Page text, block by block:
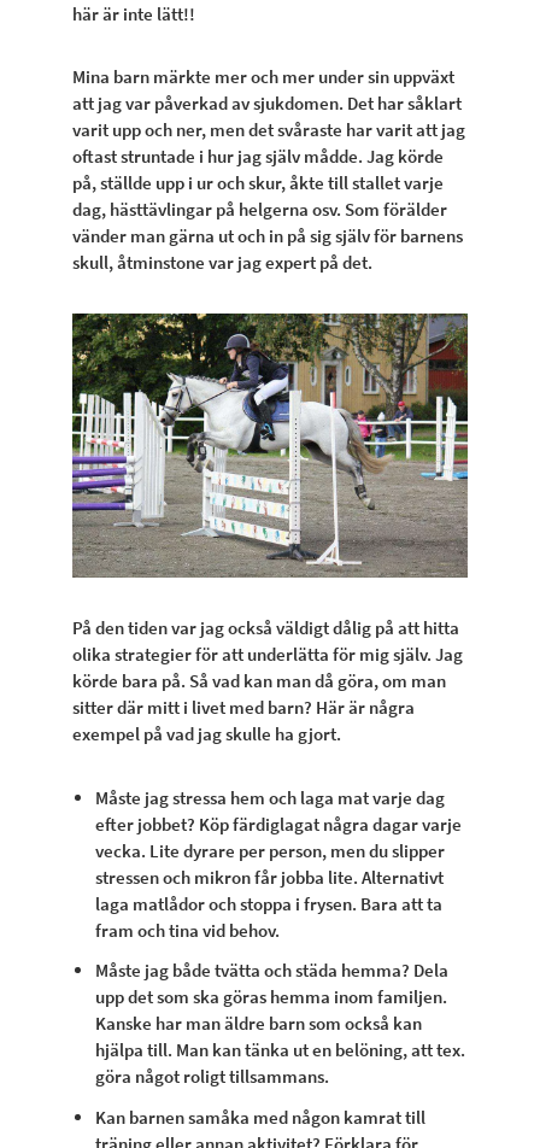
här är inte lätt!!
Mina barn märkte mer och mer under sin uppväxt
att jag var påverkad av sjukdomen. Det har såklart
varit upp och ner, men det svåraste har varit att jag
oftast struntade i hur jag själv mådde. Jag körde
på, ställde upp i ur och skur, åkte till stallet varje
dag, hästtävlingar på helgerna osv. Som förälder
vänder man gärna ut och in på sig själv för barnens
skull, åtminstone var jag expert på det.
På den tiden var jag också väldigt dålig på att hitta
olika strategier för att underlätta för mig själv. Jag
körde bara på. Så vad kan man då göra, om man
sitter där mitt i livet med barn? Här är några
exempel på vad jag skulle ha gjort.
Måste jag stressa hem och laga mat varje dag
efter jobbet? Köp färdiglagat några dagar varje
vecka. Lite dyrare per person, men du slipper
stressen och mikron får jobba lite. Alternativt
laga matlådor och stoppa i frysen. Bara att ta
fram och tina vid behov.
Måste jag både tvätta och städa hemma? Dela
upp det som ska göras hemma inom familjen.
Kanske har man äldre barn som också kan
hjälpa till. Man kan tänka ut en belöning, att tex.
göra något roligt tillsammans.
Kan barnen samåka med någon kamrat till